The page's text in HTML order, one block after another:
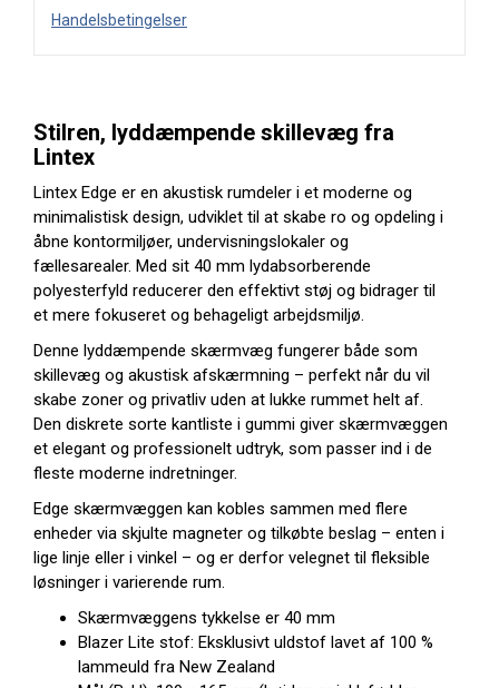
Handelsbetingelser
Stilren, lyddæmpende skillevæg fra
Lintex
Lintex Edge er en akustisk rumdeler i et moderne og
minimalistisk design, udviklet til at skabe ro og opdeling i
åbne kontormiljøer, undervisningslokaler og
fællesarealer. Med sit 40 mm lydabsorberende
polyesterfyld reducerer den effektivt støj og bidrager til
et mere fokuseret og behageligt arbejdsmiljø.
Denne lyddæmpende skærmvæg fungerer både som
skillevæg og akustisk afskærmning – perfekt når du vil
skabe zoner og privatliv uden at lukke rummet helt af.
Den diskrete sorte kantliste i gummi giver skærmvæggen
et elegant og professionelt udtryk, som passer ind i de
fleste moderne indretninger.
Edge skærmvæggen kan kobles sammen med flere
enheder via skjulte magneter og tilkøbte beslag – enten i
lige linje eller i vinkel – og er derfor velegnet til fleksible
løsninger i varierende rum.
Skærmvæggens tykkelse er 40 mm
Blazer Lite stof: Eksklusivt uldstof lavet af 100 %
lammeuld fra New Zealand